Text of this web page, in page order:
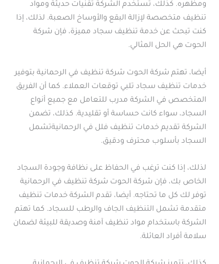
ومظهره. كذلك، تستخدم الشركة تقنيات حديثة ومواد
تنظيف متخصصة لإزالة البقع والأوساخ الصعبة. لذلك، إذا
كنت تبحث عن خدمة تنظيف سجاد مميزة، فإن شركة
الحوت هي الحل المثالي.
أيضا، تهتم شركة الحوت شركة تنظيف في الرحمانية بتوفير
خدمات تنظيف سجاد تلبي توقعات العملاء. كما أن الفريق
المتخصص في الشركة مدرب للتعامل مع جميع أنواع
السجاد، سواء كانت حساسة أو تقليدية. كذلك، تضمن
الشركة تقديم خدمات تنظيف فلل في الرحمانيةتشمل
السجاد بأسلوب محترف ودقيق.
لذلك، إذا كنت ترغب في الحفاظ على نظافة وجودة السجاد
الخاص بك، فإن شركة الحوت شركة تنظيف في الرحمانية
توفر لك كل ما تحتاجه. أيضا، تقدم الشركة خدمات تنظيف
متقدمة تشمل التنظيف الجاف والرطب للسجاد. كما تهتم
الشركة باستخدام مواد تنظيف آمنة وصديقة للبيئة لضمان
سلامة أفراد العائلة.